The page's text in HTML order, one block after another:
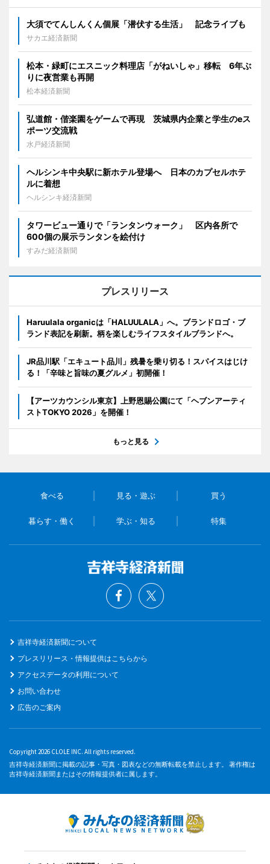
大須でてんしんくん個展「潜伏する生活」 記念ライブも
サカエ経済新聞
松本・緑町にエスニック料理店「がねいしゃ」移転 6年ぶ
りに夜営業も再開
松本経済新聞
弘道館・偕楽園をゲームで再現 茨城県内企業と学生のeス
ポーツ交流戦
水戸経済新聞
ヘルシンキ中央駅に新ホテル登場へ 日本のカプセルホテ
ルに着想
ヘルシンキ経済新聞
タワービュー通りで「ランタンウォーク」 区内各所で
600個の展示ランタンを絵付け
すみだ経済新聞
プレスリリース
Haruulala organicは「HALUULALA」へ。ブランドロゴ・ブ
ランド表記を刷新。柄を楽しむライフスタイルブランドへ。
JR品川駅「エキュート品川」残暑を乗り切る！スパイスはじけ
る！「辛味と旨味の夏グルメ」初開催！
【アーツカウンシル東京】上野恩賜公園にて「ヘブンアーティ
ストTOKYO 2026」を開催！
もっと見る
食べる 見る・遊ぶ 買う
暮らす・働く 学ぶ・知る 特集
吉祥寺経済新聞について
プレスリリース・情報提供はこちらから
アクセスデータの利用について
お問い合わせ
広告のご案内
Copyright 2026 CLOLE INC. All rights reserved.
吉祥寺経済新聞に掲載の記事・写真・図表などの無断転載を禁止します。 著作権は
吉祥寺経済新聞またはその情報提供者に属します。